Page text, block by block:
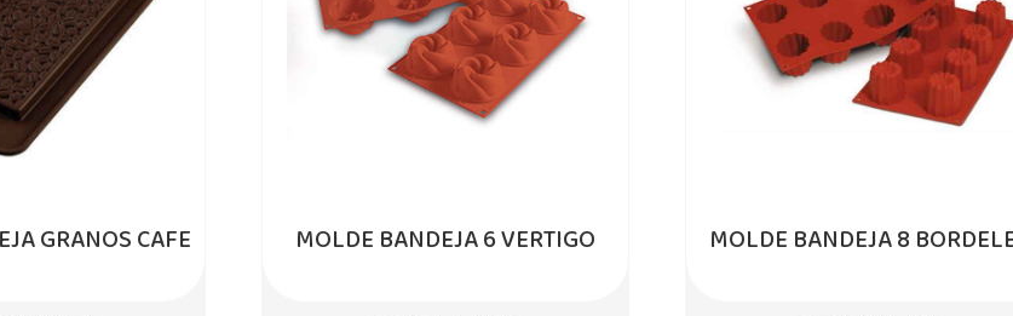
GRANOS CAFE MOLDE BANDEJA 6 VERTIGO MOLDE BANDEJA 8